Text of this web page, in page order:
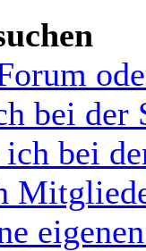
bei der
bei